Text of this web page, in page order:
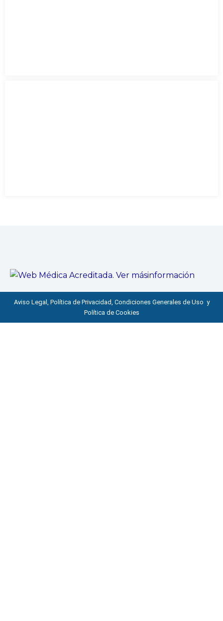
Aviso Legal, Política de Privacidad, Condiciones Generales de Uso y
Política de Cookies